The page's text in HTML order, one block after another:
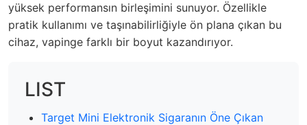
yüksek performansın birleşimini sunuyor. Özellikle
pratik kullanımı ve taşınabilirliğiyle ön plana çıkan bu
cihaz, vapinge farklı bir boyut kazandırıyor.
LIST
Target Mini Elektronik Sigaranın Öne Çıkan